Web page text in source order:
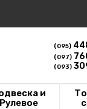
(095)
(097)
(093)
и
Рулевое